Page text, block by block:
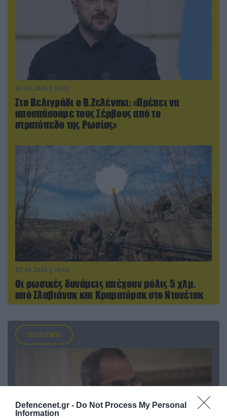
Defencenet.gr - Do Not Process My Personal
Information
07.08.2026 | 02:02
Στο Βελιγράδι ο Β.Ζελένσκι: «Πρέπει να
αποσπάσουμε τους Σέρβους από το
στρατόπεδο της Ρωσίας»
07.08.2026 | 08:02
Οι ρωσικές δυνάμεις απέχουν μόλις 5 χλμ.
από Σλαβιάνσκ και Κραματόρσκ στο Ντονέτσκ
ΠΟΛΙΤΙΚΗ